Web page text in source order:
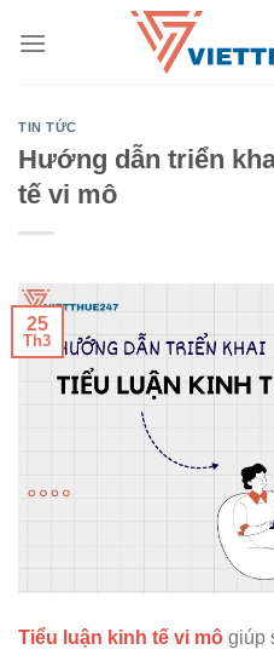
TIN TỨC
Hướng dẫn triển
tế vi mô
25
Th3
Tiểu luận kinh tế vi mô giúp